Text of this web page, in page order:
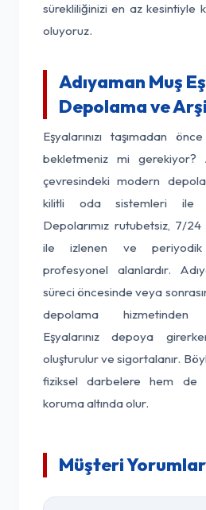
sürekliliğinizi en az kesintiyle
oluyoruz.
Adıyaman Muş
Depolama ve
Eşyalarınızı taşımadan
bekletmeniz mi gerekiyor?
çevresindeki modern
kilitli oda sistemleri ile
Depolarımız rutubetsiz, 7/
ile izlenen ve periyodik
profesyonel alanlardır.
süreci öncesinde veya
depolama hizmetinden
Eşyalarınız depoya
oluşturulur ve sigortalanır.
fiziksel darbelere hem de
koruma altında olur.
Müşteri